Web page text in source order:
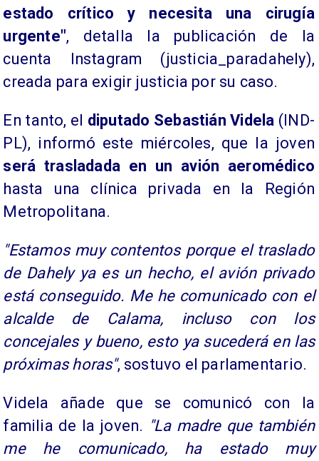
estado crítico y necesita una cirugía
urgente", detalla la publicación de la
cuenta Instagram (justicia_paradahely),
creada para exigir justicia por su caso.
​En tanto, el diputado Sebastián Videla (IND-
PL), informó este miércoles, que la joven
será trasladada en un avión aeromédico
hasta una clínica privada en la Región
Metropolitana.
"Estamos muy contentos porque el traslado
de Dahely ya es un hecho, el avión privado
está conseguido. Me he comunicado con el
alcalde de Calama, incluso con los
concejales y bueno, esto ya sucederá en las
próximas horas", sostuvo el parlamentario.
Videla añade que se comunicó con la
familia de la joven. "La madre que también
me he comunicado, ha estado muy